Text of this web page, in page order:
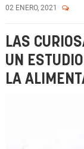
02 ENERO, 2021
LAS
UN
LA